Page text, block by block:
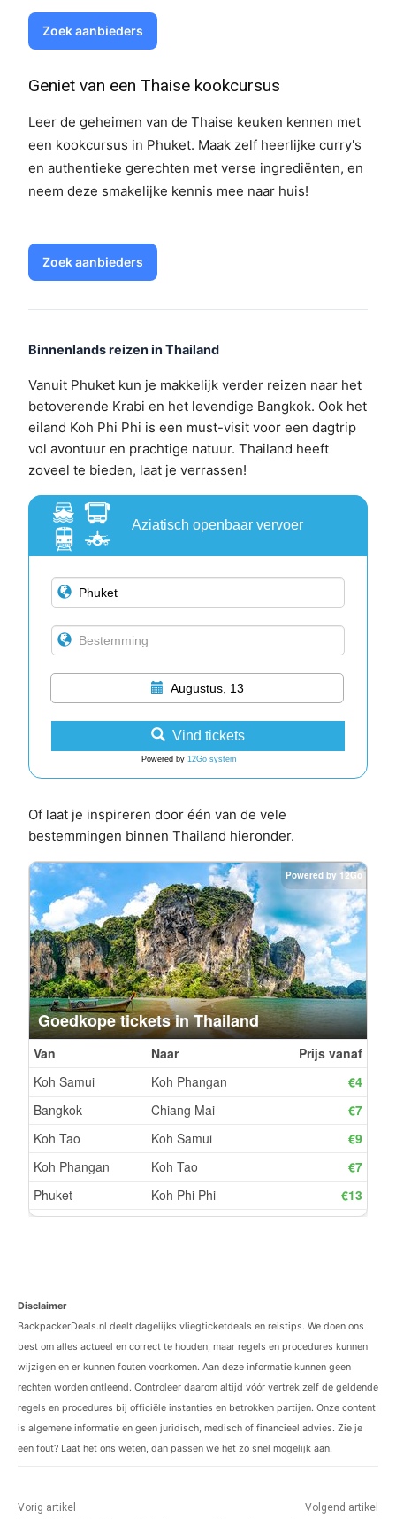
Zoek aanbieders
Geniet van een Thaise kookcursus
Leer de geheimen van de Thaise keuken kennen met
een kookcursus in Phuket. Maak zelf heerlijke curry's
en authentieke gerechten met verse ingrediënten, en
neem deze smakelijke kennis mee naar huis!
Zoek aanbieders
Binnenlands reizen in Thailand
Vanuit Phuket kun je makkelijk verder reizen naar het
betoverende Krabi en het levendige Bangkok. Ook het
eiland Koh Phi Phi is een must-visit voor een dagtrip
vol avontuur en prachtige natuur. Thailand heeft
zoveel te bieden, laat je verrassen!
Aziatisch openbaar vervoer
Augustus, 13
Vind tickets
Powered by 12Go system
Of laat je inspireren door één van de vele
bestemmingen binnen Thailand hieronder.
Disclaimer
BackpackerDeals.nl deelt dagelijks vliegticketdeals en reistips. We doen ons
best om alles actueel en correct te houden, maar regels en procedures kunnen
wijzigen en er kunnen fouten voorkomen. Aan deze informatie kunnen geen
rechten worden ontleend. Controleer daarom altijd vóór vertrek zelf de geldende
regels en procedures bij officiële instanties en betrokken partijen. Onze content
is algemene informatie en geen juridisch, medisch of financieel advies. Zie je
een fout? Laat het ons weten, dan passen we het zo snel mogelijk aan.
Vorig artikel Volgend artikel